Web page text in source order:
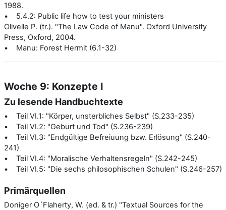
1988.
• 5.4.2: Public life how to test your ministers
Olivelle P. (tr.). "The Law Code of Manu". Oxford University
Press, Oxford, 2004.
• Manu: Forest Hermit (6.1-32)
Woche 9: Konzepte I
Zu lesende Handbuchtexte
• Teil VI.1: "Körper, unsterbliches Selbst" (S.233-235)
• Teil VI.2: "Geburt und Tod" (S.236-239)
• Teil VI.3: "Endgültige Befreiuung bzw. Erlösung" (S.240-
241)
• Teil VI.4: "Moralische Verhaltensregeln" (S.242-245)
• Teil VI.5: "Die sechs philosophischen Schulen" (S.246-257)
Primärquellen
Doniger O´Flaherty, W. (ed. & tr.) "Textual Sources for the